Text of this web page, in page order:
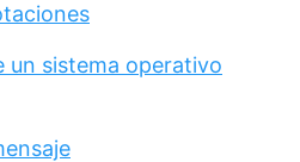
un sistema operativo